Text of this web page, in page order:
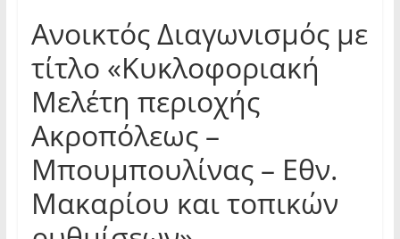
Ανοικτός Διαγωνισμός με
τίτλο «Κυκλοφοριακή
Μελέτη περιοχής
Ακροπόλεως –
Μπουμπουλίνας – Εθν.
Μακαρίου και τοπικών